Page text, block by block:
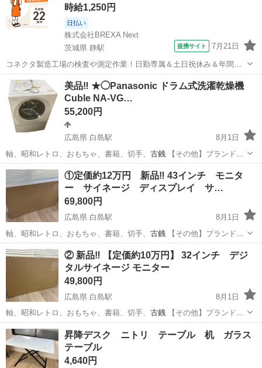
時給1,250円
日払い
株式会社BREXA Next
茨城県 静駅
提携サイト 7月21日
コネクタ製造工場の検査や測定作業！日勤専属＆土日祝休み＆年間休
日128日★クリーンルーム内作業★マイカー通勤OK＆無料駐車場あり
★就業先食堂利用可！日払い制度あり！《茨城県常陸大宮市》 人気の
工場のお仕事 ◇コネクタ製造工...
茨城 常陸大宮市 静駅
美品‼️ ★◯Panasonic ドラム式洗濯乾燥機
Cuble NA-VG…
55,200円
広島県 白島駅
8月1日
軸、昭和レトロ、おもちゃ、書籍、切手、 古銭【その他】ブランド家
具、電動自転車…
広島 広島市 白島駅 生活家電
①定価約12万円 新品‼️ 43インチ モニタ
ー サイネージ ディスプレイ サ…
69,800円
広島県 白島駅
8月1日
軸、昭和レトロ、おもちゃ、書籍、切手、 古銭【その他】ブランド家
具、電動自転車、…
広島 広島市 白島駅 その他 サイネージ
② 新品‼️ 【定価約10万円】 32インチ デジ
タルサイネージ モニター
49,800円
広島県 白島駅
8月1日
軸、昭和レトロ、おもちゃ、書籍、切手、 古銭【その他】ブランド家
具、電動自転車、…
広島 広島市 白島駅 その他 デジタルサイネージ
昇降デスク ニトリ テーブル 机 ガラス
テーブル
4,640円